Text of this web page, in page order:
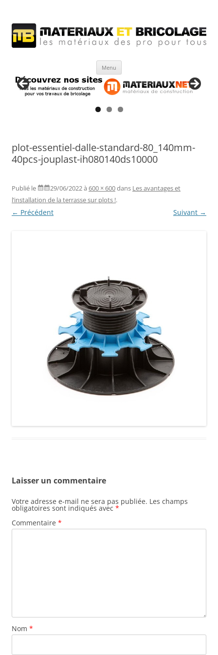
Menu
plot-essentiel-dalle-standard-80_140mm-
40pcs-jouplast-ih080140ds10000
Publié le 29/06/2022à 600 × 600dans Les avantages et
l’installation de la terrasse sur plots !.
← Précédent Suivant →
Laisser un commentaire
Votre adresse e-mail ne sera pas publiée. Les champs
obligatoires sont indiqués avec *
Commentaire *
Nom *